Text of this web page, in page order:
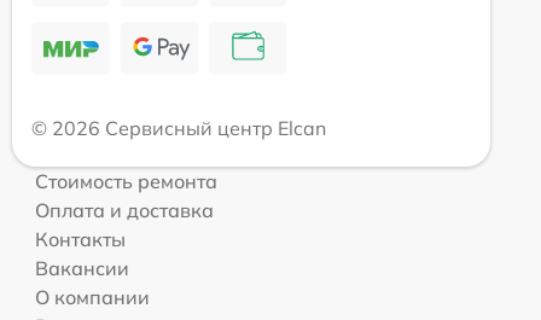
© 2026 Сервисный центр Elcan
Стоимость ремонта
Оплата и доставка
Контакты
Вакансии
О компании